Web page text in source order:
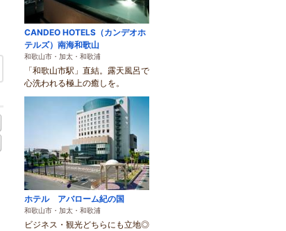
空き状況・料金を見る
CANDEO HOTELS（カンデオホ
テルズ）南海和歌山
和歌山市・加太・和歌浦
「和歌山市駅」直結。露天風呂で
心洗われる極上の癒しを。
ホテル アバローム紀の国
和歌山市・加太・和歌浦
ビジネス・観光どちらにも立地◎